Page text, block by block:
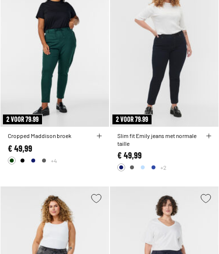
2 VOOR 79.99
Cropped Maddison broek
€ 49,99
+4
2 VOOR 79.99
Slim fit Emily jeans met normale
taille
€ 49,99
+2